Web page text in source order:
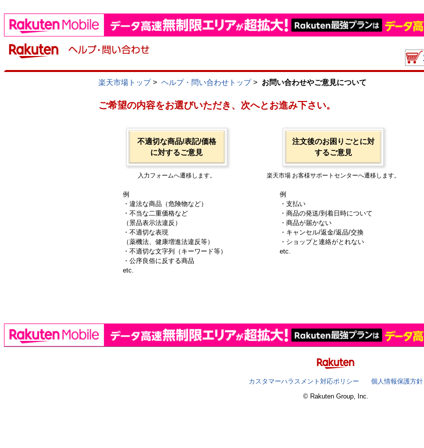
楽天市場トップ> ヘルプ・問い合わせトップ> お問い合わせやご意見について
ご希望の内容をお選びいただき、次へとお進み下さい。
不適切な商品/表記/価格
に対するご意見
入力フォームへ遷移します。
例
・違法な商品（危険物など）
・不当な二重価格など
（景品表示法違反）
・不適切な表現
（薬機法、健康増進法違反等）
・不適切な文字列（キーワード等）
・公序良俗に反する商品
etc.
注文後のお困りごとに対
するご意見
楽天市場 お客様サポートセンターへ遷移します。
例
・支払い
・商品の発送/到着日時について
・商品が届かない
・キャンセル/返金/返品/交換
・ショップと連絡がとれない
etc.
カスタマーハラスメント対応ポリシー
個人情報保護方針
© Rakuten Group, Inc.